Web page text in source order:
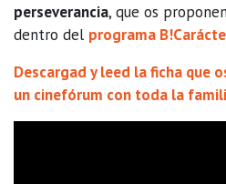
perseverancia, que os
dentro del programa
Descargad y leed la ficha que
un cinefórum con toda la